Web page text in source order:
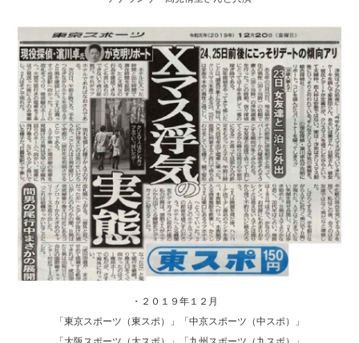
・２０１９年１２月
「東京スポーツ（東スポ）」「中京スポーツ（中スポ）」